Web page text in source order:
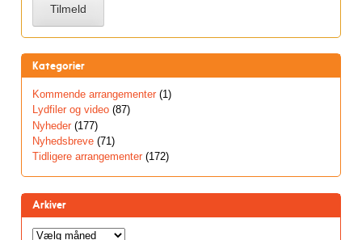
Kategorier
Kommende arrangementer (1)
Lydfiler og video (87)
Nyheder (177)
Nyhedsbreve (71)
Tidligere arrangementer (172)
Arkiver
Arkiver